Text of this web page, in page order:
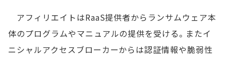
アフィリエイトはRaaS提供者からランサムウェア本
体のプログラムやマニュアルの提供を受ける。またイ
ニシャルアクセスブローカーからは認証情報や脆弱性